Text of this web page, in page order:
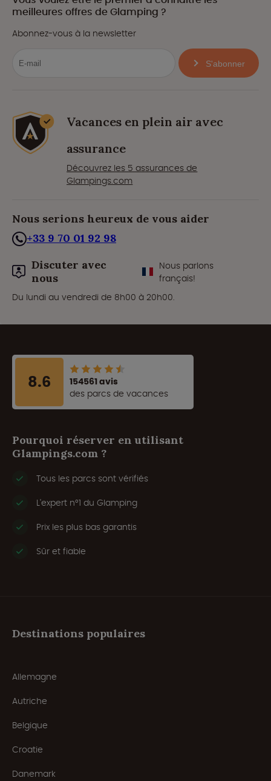
meilleures offres de Glamping ?
Abonnez-vous à la newsletter
S'abonner
Vacances en plein air avec
assurance
Découvrez les 5 assurances de
Glampings.com
Nous serions heureux de vous aider
+33 9 70 01 92 98
Discuter avec
nous
Nous parlons
français!
Du lundi au vendredi de 8h00 à 20h00.
8.6
154561 avis
des parcs de vacances
Pourquoi réserver en utilisant
Glampings.com ?
Tous les parcs sont vérifiés
L'expert n°1 du Glamping
Prix les plus bas garantis
Sûr et fiable
Destinations populaires
Allemagne
Autriche
Belgique
Croatie
Danemark